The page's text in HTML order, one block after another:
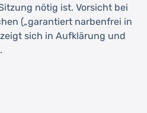
nötig ist. Vorsicht bei
(„garantiert narbenfrei in
sich in Aufklärung und